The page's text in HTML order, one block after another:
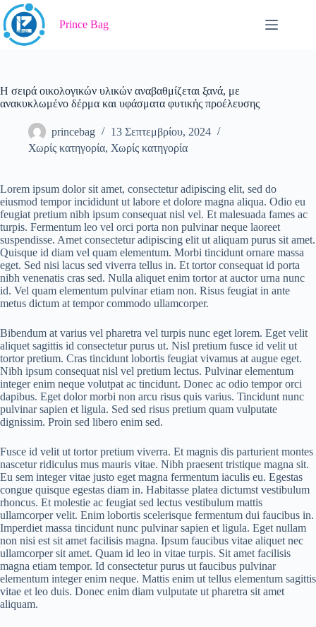
Prince Bag
Η σειρά οικολογικών υλικών αναβαθμίζεται ξανά, με
ανακυκλωμένο δέρμα και υφάσματα φυτικής προέλευσης
princebag
13 Σεπτεμβρίου, 2024
Χωρίς κατηγορία, Χωρίς κατηγορία
Lorem ipsum dolor sit amet, consectetur adipiscing elit, sed do
eiusmod tempor incididunt ut labore et dolore magna aliqua. Odio eu
feugiat pretium nibh ipsum consequat nisl vel. Et malesuada fames ac
turpis. Fermentum leo vel orci porta non pulvinar neque laoreet
suspendisse. Amet consectetur adipiscing elit ut aliquam purus sit amet.
Quisque id diam vel quam elementum. Morbi tincidunt ornare massa
eget. Sed nisi lacus sed viverra tellus in. Et tortor consequat id porta
nibh venenatis cras sed. Nulla aliquet enim tortor at auctor urna nunc
id. Vel quam elementum pulvinar etiam non. Risus feugiat in ante
metus dictum at tempor commodo ullamcorper.
Bibendum at varius vel pharetra vel turpis nunc eget lorem. Eget velit
aliquet sagittis id consectetur purus ut. Nisl pretium fusce id velit ut
tortor pretium. Cras tincidunt lobortis feugiat vivamus at augue eget.
Nibh ipsum consequat nisl vel pretium lectus. Pulvinar elementum
integer enim neque volutpat ac tincidunt. Donec ac odio tempor orci
dapibus. Eget dolor morbi non arcu risus quis varius. Tincidunt nunc
pulvinar sapien et ligula. Sed sed risus pretium quam vulputate
dignissim. Proin sed libero enim sed.
Fusce id velit ut tortor pretium viverra. Et magnis dis parturient montes
nascetur ridiculus mus mauris vitae. Nibh praesent tristique magna sit.
Eu sem integer vitae justo eget magna fermentum iaculis eu. Egestas
congue quisque egestas diam in. Habitasse platea dictumst vestibulum
rhoncus. Et molestie ac feugiat sed lectus vestibulum mattis
ullamcorper velit. Enim lobortis scelerisque fermentum dui faucibus in.
Imperdiet massa tincidunt nunc pulvinar sapien et ligula. Eget nullam
non nisi est sit amet facilisis magna. Ipsum faucibus vitae aliquet nec
ullamcorper sit amet. Quam id leo in vitae turpis. Sit amet facilisis
magna etiam tempor. Id consectetur purus ut faucibus pulvinar
elementum integer enim neque. Mattis enim ut tellus elementum sagittis
vitae et leo duis. Donec enim diam vulputate ut pharetra sit amet
aliquam.